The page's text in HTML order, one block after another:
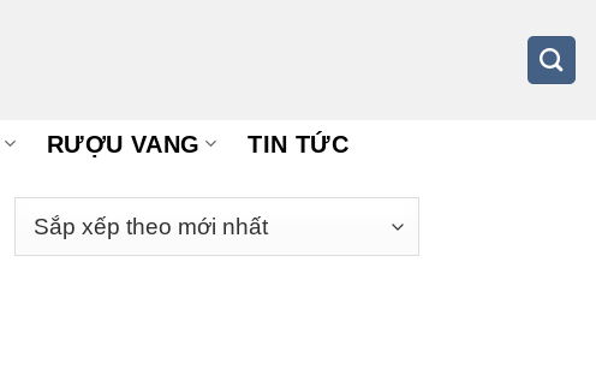
RƯỢU VANG TIN TỨC